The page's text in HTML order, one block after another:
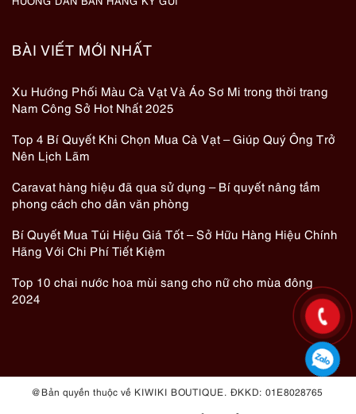
BÀI VIẾT MỚI NHẤT
Xu Hướng Phối Màu Cà Vạt Và Áo Sơ Mi trong thời trang
Nam Công Sở Hot Nhất 2025
Top 4 Bí Quyết Khi Chọn Mua Cà Vạt – Giúp Quý Ông Trở
Nên Lịch Lãm
Caravat hàng hiệu đã qua sử dụng – Bí quyết nâng tầm
phong cách cho dân văn phòng
Bí Quyết Mua Túi Hiệu Giá Tốt – Sở Hữu Hàng Hiệu Chính
Hãng Với Chi Phí Tiết Kiệm
Top 10 chai nước hoa mùi sang cho nữ cho mùa đông
2024
@ Bản quyền thuộc về KIWIKI BOUTIQUE. ĐKKD: 01E8028765